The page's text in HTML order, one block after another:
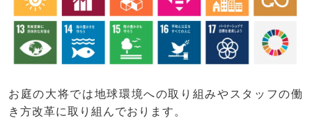
お庭の大将では地球環境への取り組みやスタッフの働
き方改革に取り組んでおります。